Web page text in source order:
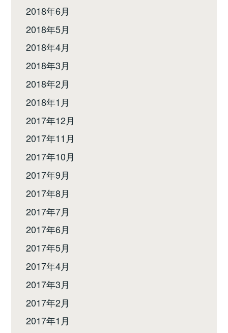
2018年6月
2018年5月
2018年4月
2018年3月
2018年2月
2018年1月
2017年12月
2017年11月
2017年10月
2017年9月
2017年8月
2017年7月
2017年6月
2017年5月
2017年4月
2017年3月
2017年2月
2017年1月